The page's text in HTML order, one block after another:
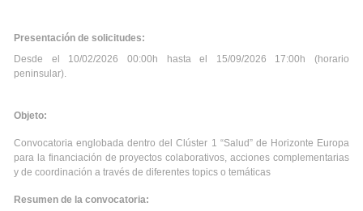
Presentación de solicitudes:
Desde el 10/02/2026 00:00h hasta el 15/09/2026 17:00h (horario
peninsular).
Objeto:
Convocatoria englobada dentro del Clúster 1 “Salud” de Horizonte Europa
para la financiación de proyectos colaborativos, acciones complementarias
y de coordinación a través de diferentes topics o temáticas
Resumen de la convocatoria: